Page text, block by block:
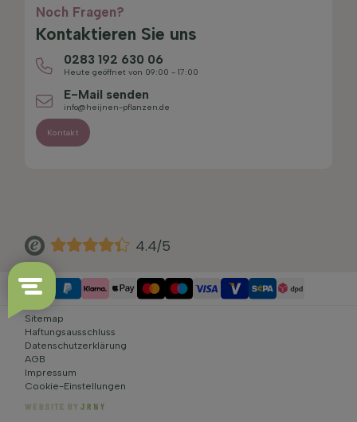
Noch Fragen?
Kontaktieren Sie uns
0283 192 630 06
Heute geöffnet von 09:00 - 17:00
E-Mail senden
info@heijnen-pflanzen.de
Kontakt
4.4/5
Sitemap
Haftungsausschluss
Datenschutzerklärung
AGB
Impressum
Cookie-Einstellungen